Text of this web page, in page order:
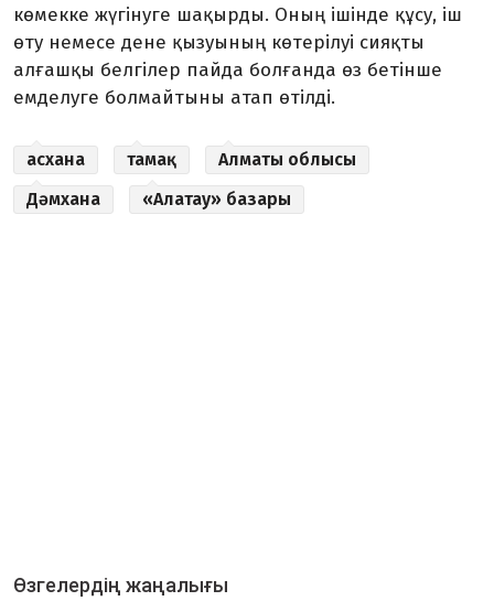
көмекке жүгінуге шақырды. Оның ішінде құсу, іш
өту немесе дене қызуының көтерілуі сияқты
алғашқы белгілер пайда болғанда өз бетінше
емделуге болмайтыны атап өтілді.
асхана тамақ
Алматы облысы
Дәмхана
«Алатау» базары